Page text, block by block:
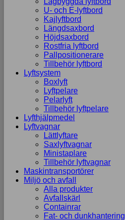
U- och E-lyftbord
Kajlyftbord
Längdsaxbord
Höjdsaxbord
Rostfria lyftbord
Pallpositionerare
Tillbehör lyftbord
Lyftsystem
Boxlyft
Lyftpelare
Pelarlyft
Tillbehör lyftpelare
Lyfthjälpmedel
Lyftvagnar
Lättlyftare
Saxlyftvagnar
Ministaplare
Tillbehör lyftvagnar
Maskintransportörer
Miljö och avfall
Alla produkter
Avfallskärl
Containrar
Fat- och dunkhantering